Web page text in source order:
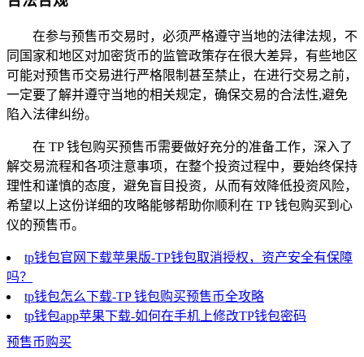
在参与预售币交易时，必须严格遵守当地的法律法规，不
同国家和地区对加密货币的监管政策存在很大差异，有些地区
可能对预售币交易进行严格限制甚至禁止，在进行交易之前，
一定要了解并遵守当地的相关规定，确保交易的合法性,避免
陷入法律纠纷。
在 TP 钱包购买预售币需要做好充分的准备工作，深入了
解交易流程和各项注意事项，在整个投资过程中，要始终保持
理性和谨慎的态度，避免盲目投资，从而有效降低投资风险，
希望以上这份详细的攻略能够帮助你顺利在 TP 钱包购买到心
仪的预售币。
tp钱包官网下载苹果版-TP钱包取消授权，资产安全有保障
吗？
tp钱包怎么下载-TP 钱包购买预售币全攻略
tp钱包app苹果下载-如何在手机上修改TP钱包密码
预售币购买